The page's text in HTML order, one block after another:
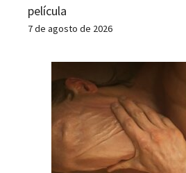
película
7 de agosto de 2026